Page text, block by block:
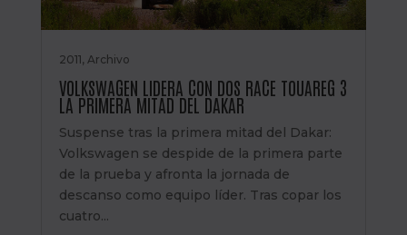
2011, Archivo
VOLKSWAGEN LIDERA CON DOS RACE TOUAREG 3
LA PRIMERA MITAD DEL DAKAR
Suspense tras la primera mitad del Dakar:
Volkswagen se despide de la primera parte
de la prueba y afronta la jornada de
descanso como equipo líder. Tras copar los
cuatro...